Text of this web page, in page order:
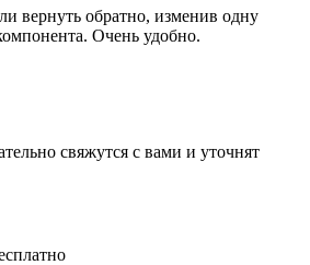
вернуть обратно, изменив одну
Очень удобно.
свяжутся с вами и уточнят